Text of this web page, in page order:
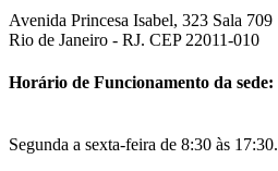
Avenida Princesa Isabel, 323 Sala 709
Rio de Janeiro - RJ. CEP 22011-010
Horário de Funcionamento da sede:
Segunda a sexta-feira de 8:30 às 17:30.